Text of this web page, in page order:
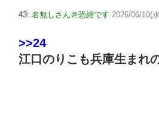
43: 名無しさん＠恐縮です 2026/06/10(
>>24
江口のりこも兵庫生まれ